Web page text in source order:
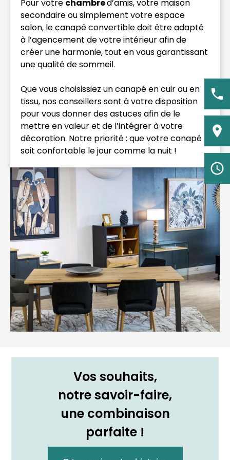
Pour votre chambred’amis, votre maison
secondaire ou simplement votre espace
salon, le canapé convertible doit être adapté
à l’agencement de votre intérieur afin de
créer une harmonie, tout en vous garantissant
une qualité de sommeil.
Que vous choisissiez un canapé en cuir ou en
tissu, nos conseillers sont à votre disposition
pour vous donner des astuces afin de le
mettre en valeur et de l’intégrer à votre
décoration. Notre priorité : que votre canapé
soit confortable le jour comme la nuit !
Vos souhaits,
notre savoir-faire,
une combinaison
parfaite !